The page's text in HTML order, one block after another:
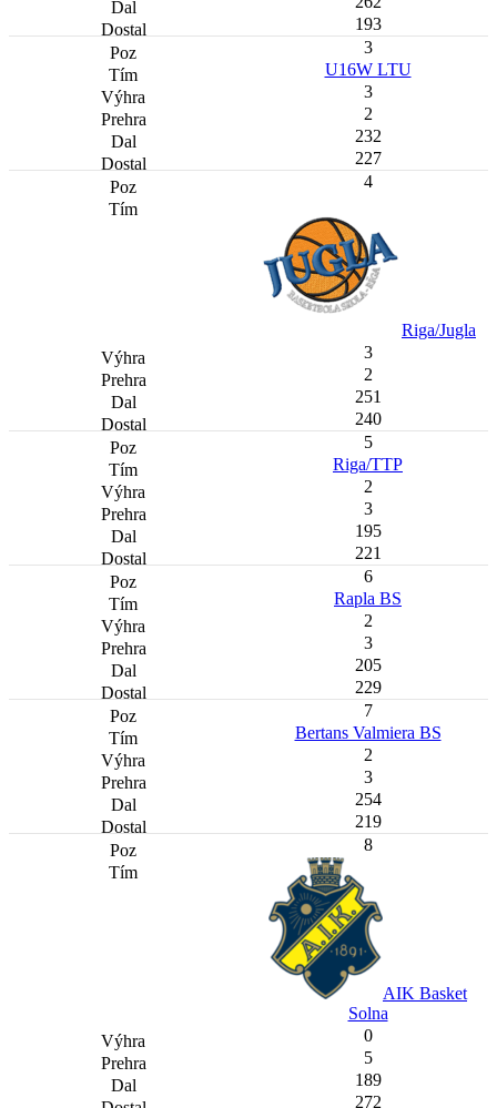
193
3
U16W LTU
3
2
232
227
4
Riga/Jugla
3
2
251
240
5
Riga/TTP
2
3
195
221
6
Rapla BS
2
3
205
229
7
Bertans Valmiera BS
2
3
254
219
8
AIK Basket
Solna
0
5
189
272